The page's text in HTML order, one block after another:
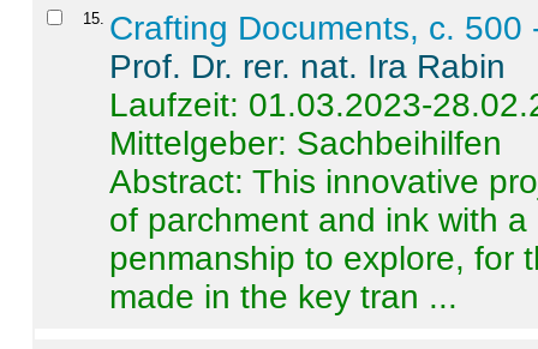
15 Crafting Documents, c. 500
Prof. Dr. rer. nat. Ira Rabin
Laufzeit: 01.03.2023-
Mittelgeber: Sachbeihilfen
Abstract:This innovative
of parchment and ink with
penmanship to explore, for
made in the key tran ...